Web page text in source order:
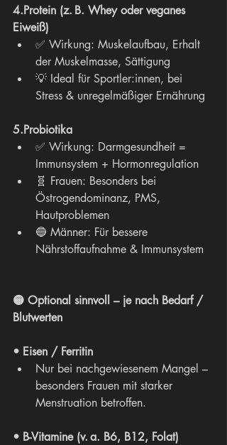
4.Protein (z. B. Whey oder veganes
Eiweiß)
✅ Wirkung: Muskelaufbau, Erhalt
der Muskelmasse, Sättigung
💡 Ideal für Sportler:innen, bei
Stress & unregelmäßiger Ernährung
5.Probiotika
✅ Wirkung: Darmgesundheit =
Immunsystem + Hormonregulation
🧬 Frauen: Besonders bei
Östrogendominanz, PMS,
Hautproblemen
🔵 Männer: Für bessere
Nährstoffaufnahme & Immunsystem
🟡 Optional sinnvoll – je nach Bedarf /
Blutwerten
• Eisen / Ferritin
Nur bei nachgewiesenem Mangel –
besonders Frauen mit starker
Menstruation betroffen.
• B-Vitamine (v. a. B6, B12, Folat)